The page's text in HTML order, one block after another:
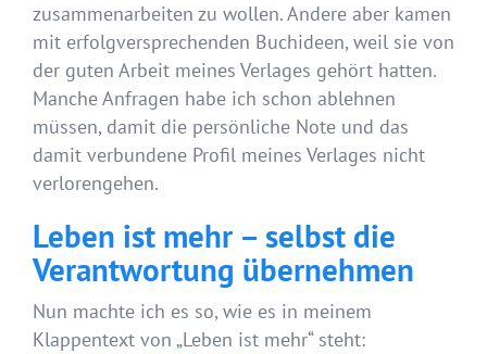
zusammenarbeiten zu wollen. Andere aber kamen
mit erfolgversprechenden Buchideen, weil sie von
der guten Arbeit meines Verlages gehört hatten.
Manche Anfragen habe ich schon ablehnen
müssen, damit die persönliche Note und das
damit verbundene Profil meines Verlages nicht
verlorengehen.
Leben ist mehr – selbst die
Verantwortung übernehmen
Nun machte ich es so, wie es in meinem
Klappentext von „Leben ist mehr“ steht: